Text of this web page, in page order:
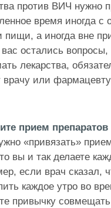
против ВИЧ нужно
время иногда с
пищи, а иногда вне
остались вопросы,
лекарства,
врачу или фармацевту
прием
«привязать»
вы и так делаете
если врач сказал,
каждое утро во
привычку